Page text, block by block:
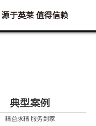
您想要了解
源于英莱 值得信赖
典型案例
精益求精 服务到家